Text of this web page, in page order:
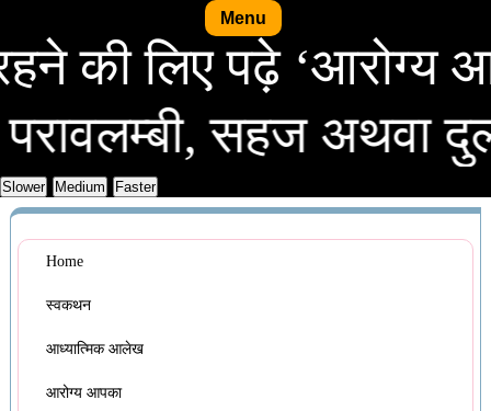
Menu
रहने की लिए पढ़े
सहज अथवा
Home
स्वकथन
आध्यात्मिक आलेख
आरोग्य आपका